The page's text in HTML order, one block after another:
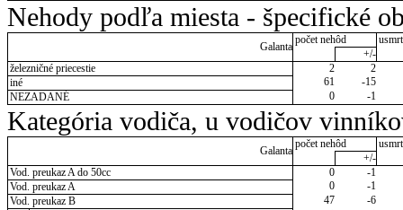
Nehody podľa miesta - špecifické
Galanta
počet nehôd
+/-
železničné priecestie
2
2
iné
61
-15
NEZADANÉ
0 -1
Kategória vodiča, u vodičov
Galanta
počet nehôd
+/-
Vod. preukaz A do 50cc
0
-1
Vod. preukaz A
0
-1
Vod. preukaz B
47
-6